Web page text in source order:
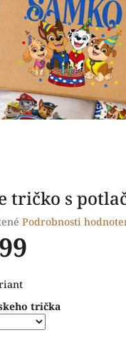
tričko s
Podrobnosti
trička